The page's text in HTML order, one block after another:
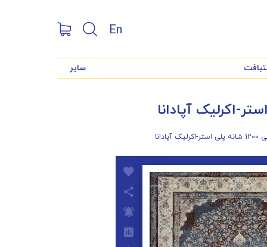
En
سایر